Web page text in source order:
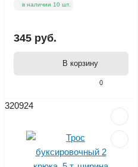
0
в наличии 10 шт.
345 руб.
В корзину
320924